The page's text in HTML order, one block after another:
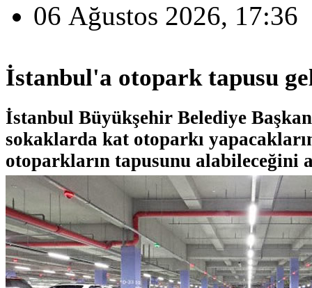
06 Ağustos 2026, 17:36
İstanbul'a otopark tapusu
İstanbul Büyükşehir Belediye
sokaklarda kat otoparkı
otoparkların tapusunu alabileceğini